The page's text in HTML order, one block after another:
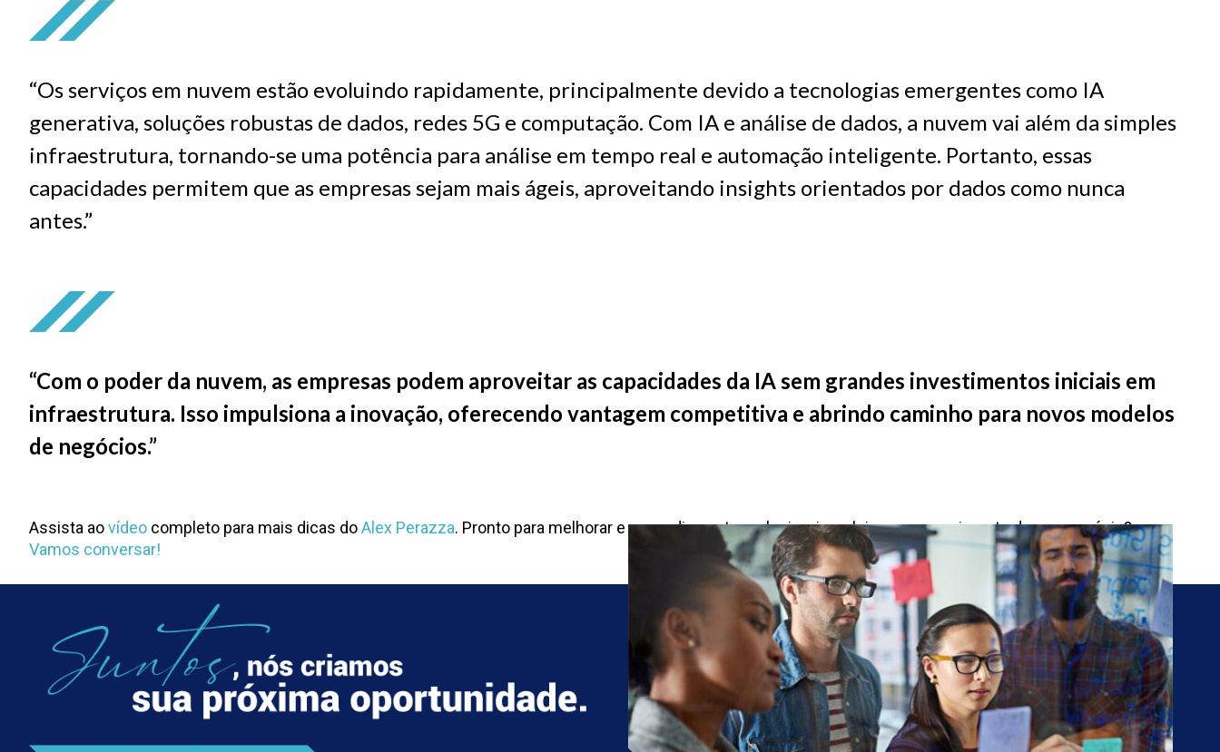
“Os serviços em nuvem estão evoluindo rapidamente, principalmente devido a tecnologias emergentes como IA
generativa, soluções robustas de dados, redes 5G e computação. Com IA e análise de dados, a nuvem vai além da simples
infraestrutura, tornando-se uma potência para análise em tempo real e automação inteligente. Portanto, essas
capacidades permitem que as empresas sejam mais ágeis, aproveitando insights orientados por dados como nunca
antes.”
“Com o poder da nuvem, as empresas podem aproveitar as capacidades da IA sem grandes investimentos iniciais em
infraestrutura. Isso impulsiona a inovação, oferecendo vantagem competitiva e abrindo caminho para novos modelos
de negócios.”
Assista aovídeo completo para mais dicas doAlex Perazza. Pronto para melhorar e expandir sua tecnologia e impulsionar o crescimento do seu negócio?
Vamos conversar!